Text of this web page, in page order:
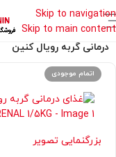
Skip to navigation
Skip to main content
خانه غذای درمانی رویال
درمانی گربه رویال کنین
اتمام موجودی
بزرگنمایی تصویر